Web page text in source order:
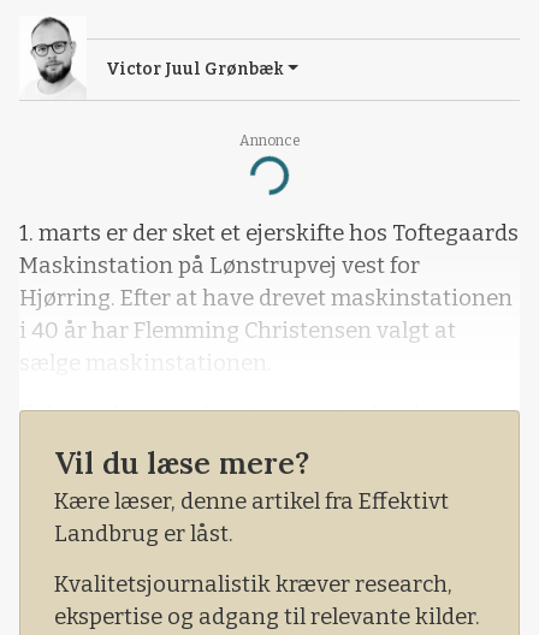
Annonce
Loading...
Victor Juul Grønbæk
1. marts er der sket et ejerskifte hos Toftegaards
Maskinstation på Lønstrupvej vest for
Hjørring. Efter at have drevet maskinstationen
i 40 år har Flemming Christensen valgt at
sælge maskinstationen.
Køberne bag maskinstationen er brødreparret
Ulrik og Martin Jakobsen, der siden 2002 side
om side har kørt Vogn Maskinstation i Sindal –
22 km fra Toftegaards Maskinstation.
Vil du læse mere?
Kære læser, denne artikel fra Effektivt
Landbrug er låst.
Kvalitetsjournalistik kræver research,
ekspertise og adgang til relevante kilder.